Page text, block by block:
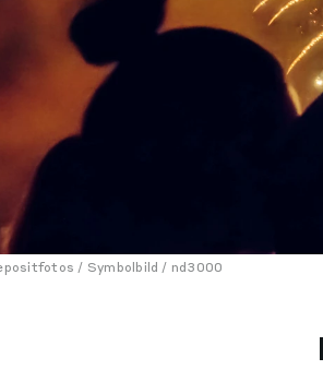
/ Symbolbild / nd3000